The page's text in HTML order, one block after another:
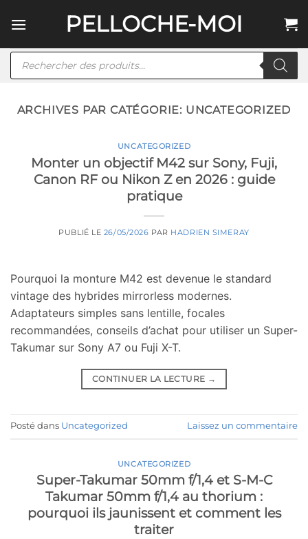
au
PELLOCHE-MOI
Recherche
ARCHIVES PAR CATÉGORIE: UNCATEGORIZED
UNCATEGORIZED
Monter un objectif M42 sur Sony, Fuji,
Canon RF ou Nikon Z en 2026 : guide
pratique
PUBLIÉ LE 26/05/2026 PAR HADRIEN SIMERAY
Pourquoi la monture M42 est devenue le standard
vintage des hybrides mirrorless modernes.
Adaptateurs simples sans lentille, focales
recommandées, conseils d’achat pour utiliser un Super-
Takumar sur Sony A7 ou Fuji X-T.
CONTINUER LA LECTURE →
Posté dans Uncategorized Laissez un commentaire
UNCATEGORIZED
Super-Takumar 50mm f/1,4 et S-M-C
Takumar 50mm f/1,4 au thorium :
pourquoi ils jaunissent et comment les
traiter